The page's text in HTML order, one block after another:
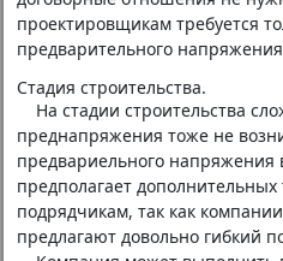
проектировщикам требуется
предварительного
Стадия строительства.
На стадии строительства
преднапряжения тоже не
предвариельного напряжения
предполагает
подрядчикам, так как
предлагают довольно гибкий